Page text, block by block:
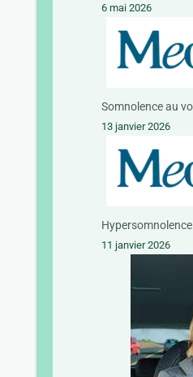
6 mai 2026
Somnolence au
13 janvier 2026
11 janvier 2026